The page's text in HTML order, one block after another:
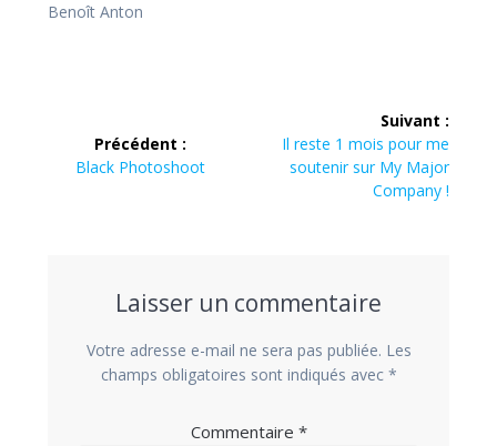
Benoît Anton
Précédent :
Article
Black Photoshoot
Suivant :
Article
suivant :
Il reste 1 mois pour me
soutenir sur My Major
Company !
Laisser un commentaire
Votre adresse e-mail ne sera pas publiée. Les
champs obligatoires sont indiqués avec *
Commentaire *